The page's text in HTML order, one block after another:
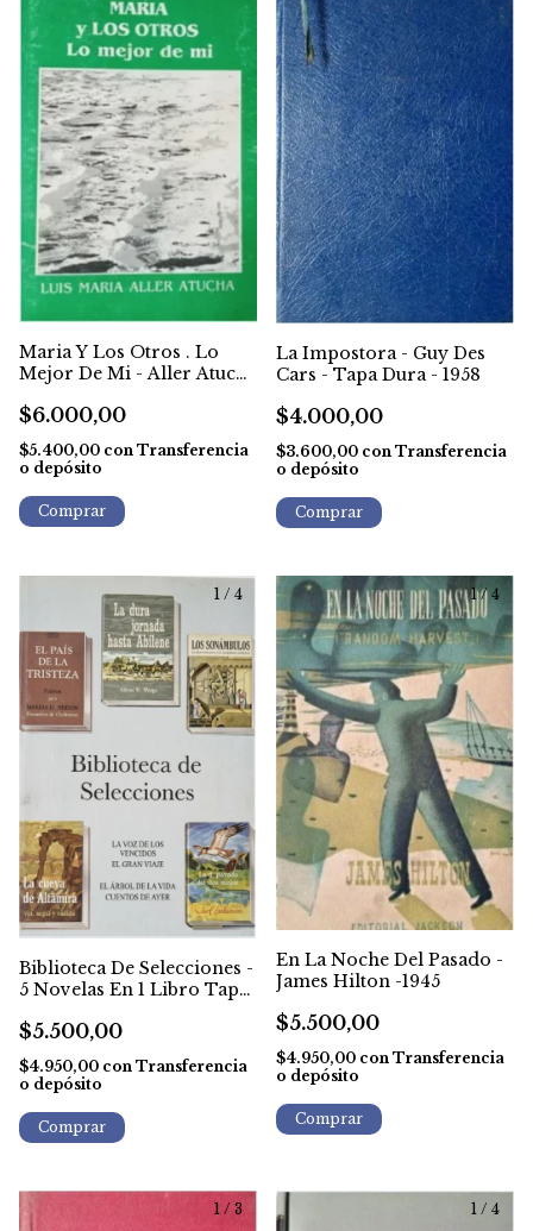
Maria Y Los Otros . Lo
Mejor De Mi - Aller Atucha
$6.000,00
$5.400,00 con Transferencia
o depósito
La Impostora - Guy Des
Cars - Tapa Dura - 1958
$4.000,00
$3.600,00 con Transferencia
o depósito
1 / 4
Biblioteca De Selecciones -
5 Novelas En 1 Libro Tapa
$5.500,00
$4.950,00 con Transferencia
o depósito
1/ 4
En La Noche Del Pasado -
James Hilton -1945
$5.500,00
$4.950,00 con Transferencia
o depósito
1 / 3 1 / 4